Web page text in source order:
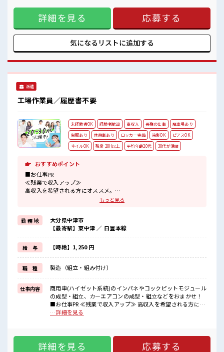
サポートもバッチリだから未経験からでも安心！
空調完備&キレイな職場でカイテキ環境☆
ていこうか朝の悩みが解消♪ 新しくてキレイな職場で空調完
備なので年中カイテキ環境♪ 駐車場完備！ マイカー通勤OK
でラクラク♪ 最初は誰でも未経験☆ 丁寧に教えてもらえます
♪ 社員さん同士も仲が良くアットホームな雰囲気で分からな
い事も聞きやすいので安心してスタート出来ます！ ■職場の
雰囲気 幅広い年代の方男女共に活躍中！ 明るく活気のある職
入も目指せます！ サポートもバッチリだから未経験からでも
安心！ 空調完備&キレイな職場でカイテキ環境☆
詳細を見る 応募する
気になるリストに追加する
派遣
工場作業員／履歴書不要
未経験者OK 経験者歓迎 高収入 長期の仕事
駐車場あり
制服あり
休憩室あり ロッカー完備 染髪OK
ピアスOK
ネイルOK
残業 20H以上 平均年齢20代 30代が活躍
おすすめポイント
■お仕事PR
≪残業で収入アップ≫
高収入を希望される方にオススメ。
残業は月20時間以上あります♪
≪髪型自由≫
明るすぎたり、
奇抜でなければOK！
基本的に髪色自由(会社の規定があります)。
≪作業しやすい制服アリ≫
制服があるので、
毎日の服装の悩み解消♪
≪未経験OK≫
新しいことにチャレンジするのは不安だけど、
しっかり働く環境が整っています！
イチからスキルUP・ステップUP目指していきましょう！
無料駐車場がありでマイカー通勤OK！
派手すぎなければ多少のヘアカラーもOKなのはウレシイPoint☆
もっと見る
勤 務 地
大分県中津市
【最寄駅】東中津 ／ 日豊本線
給 与 【時給】1,250 円
職 種 製造（組立・組み付け）
仕事内容
商用車(ハイゼット系統)のインパネやコックピットモジュール
の成型・組立、カーエアコンの成型・組立などをおまかせ！
■お仕事PR ≪残業で収入アップ≫ 高収入を希望される方にオ
ススメ。 残業は月20時間以上あります♪ ≪髪型自由≫ 明るす
毎日の服装の悩み解消♪ ≪未経験OK≫ 新しいことにチャレ
ンジするのは不安だけど、 しっかり働く環境が整っていま
…詳細を見る
詳細を見る 応募する